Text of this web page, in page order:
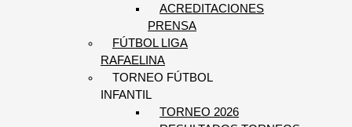
ACREDITACIONES
PRENSA
FÚTBOL LIGA
RAFAELINA
TORNEO FÚTBOL
INFANTIL
TORNEO 2026